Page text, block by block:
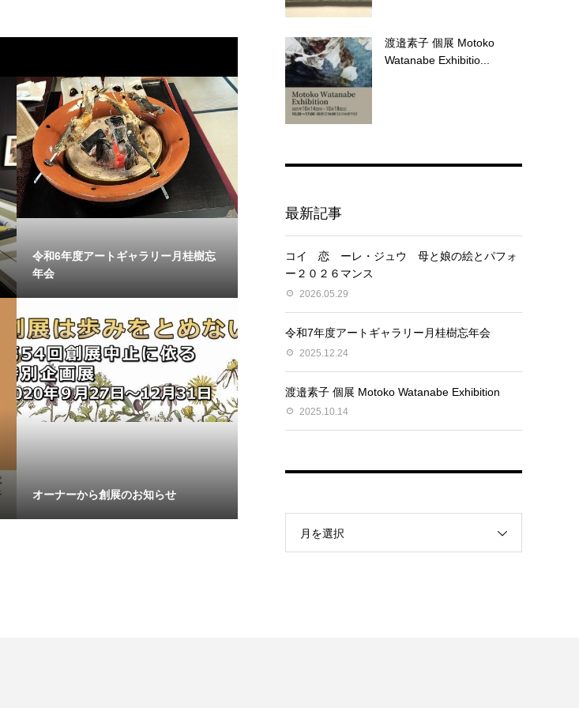
令和6年度アートギャラリー月桂樹忘
年会
オーナーから創展のお知らせ
渡邉素子 個展 Motoko
Watanabe Exhibitio...
最新記事
コイ 恋 ーレ・ジュウ 母と娘の絵とパフォ
ー２０２６マンス
2026.05.29
令和7年度アートギャラリー月桂樹忘年会
2025.12.24
渡邉素子 個展 Motoko Watanabe Exhibition
2025.10.14
月を選択